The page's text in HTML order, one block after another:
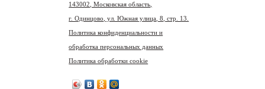
143002, Московская область,
г. Одинцово, ул. Южная улица, 8, стр. 13.
Политика конфиденциальности и
обработка персональных данных
Политика обработки cookie